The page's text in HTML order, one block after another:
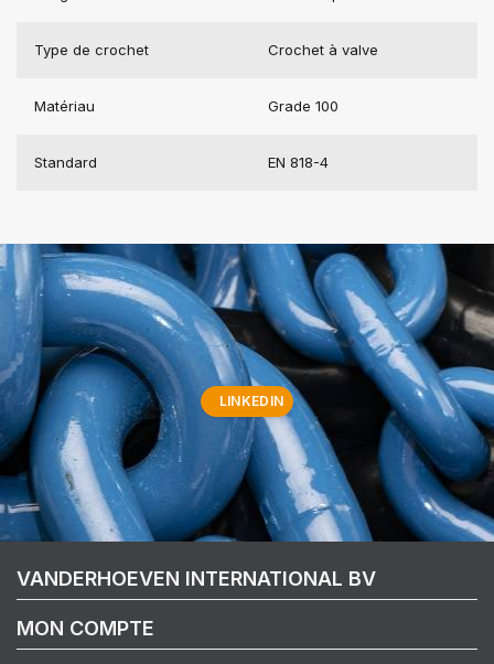
Type de crochet Crochet à valve
Matériau Grade 100
Standard EN 818-4
LINKEDIN
VANDERHOEVEN INTERNATIONAL BV
MON COMPTE